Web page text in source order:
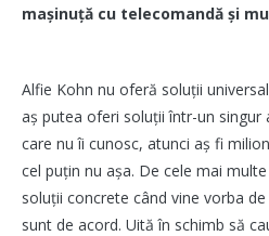
mașinuță cu telecomandă și
Alfie Kohn nu oferă soluții
aș putea oferi soluții într-un singur
care nu îi cunosc, atunci aș fi
cel puțin nu așa. De cele mai
soluții concrete când vine vorba
sunt de acord. Uită în schimb să